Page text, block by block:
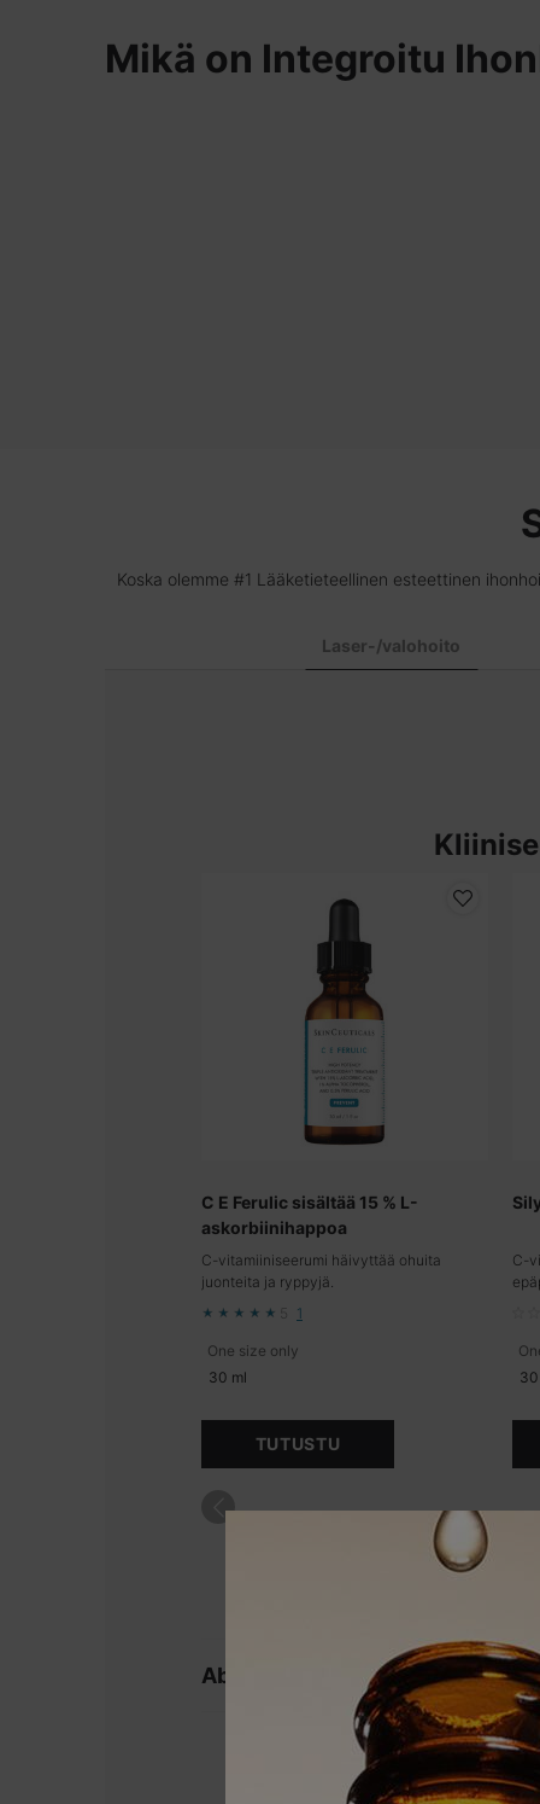
Mikä on Integroitu
Koska olemme #1 Lääketieteellinen esteettinen
Laser-/valohoito
C E Ferulic sisältää 15 % L-
askorbiinihappoa
C-vitamiiniseerumi häivyttää ohuita
juonteita ja ryppyjä.
1
One size only for C E Ferulic sisältää 15 % L-
30 ml
TUTUSTU
C-
Ablatiiviset laserparit